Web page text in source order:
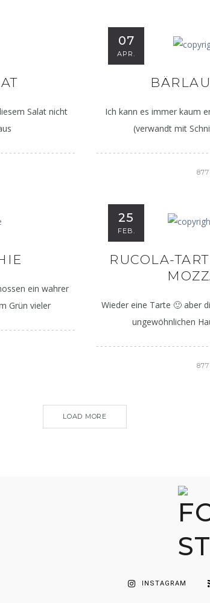
Salat nicht
07
APR.
Ich kann es immer kaum
(verwandt mit
ein wahrer
Grün vieler
25
FEB.
RUCOLA-
Wieder eine Tarte 🙂 aber
ungewöhnlichen
LOAD MORE
INSTAGRAM